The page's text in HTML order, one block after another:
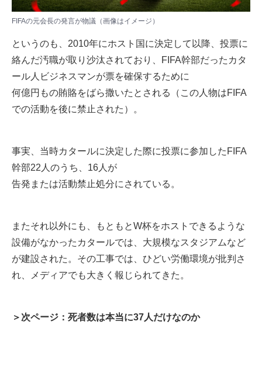
FIFAの元会長の発言が物議（画像はイメージ）
というのも、2010年にホスト国に決定して以降、投票に
絡んだ汚職が取り沙汰されており、FIFA幹部だったカタ
ール人ビジネスマンが票を確保するために
何億円もの賄賂をばら撒いたとされる
（この人物はFIFA
での活動を後に禁止された）。
事実、当時カタールに決定した際に投票に参加したFIFA
幹部22人のうち、16人が
告発または活動禁止処分にされている。
またそれ以外にも、もともとW杯をホストできるような
設備がなかったカタールでは、大規模なスタジアムなど
が建設された。その工事では、ひどい労働環境が批判さ
れ、メディアでも大きく報じられてきた。
＞次ページ：死者数は本当に37人だけなのか